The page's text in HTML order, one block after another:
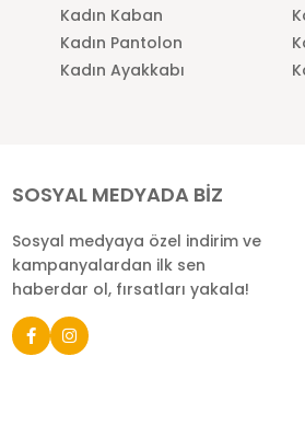
Kadın Kaban
Kadın Pantolon
Kadın Ayakkabı
SOSYAL MEDYADA BİZ
Sosyal medyaya özel indirim ve
kampanyalardan ilk sen
haberdar ol, fırsatları yakala!